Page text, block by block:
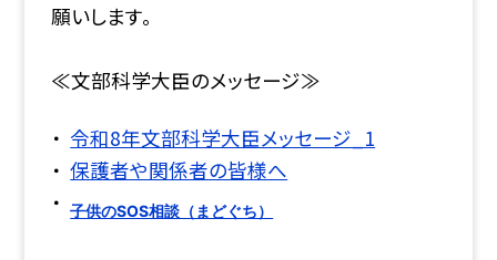
願いします。
≪文部科学大臣のメッセージ≫
令和8年文部科学大臣メッセージ_1
保護者や関係者の皆様へ
子供のSOS相談（まどぐち）